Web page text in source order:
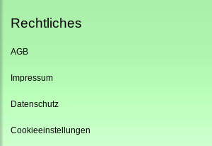
Rechtliches
AGB
Impressum
Datenschutz
Cookieeinstellungen